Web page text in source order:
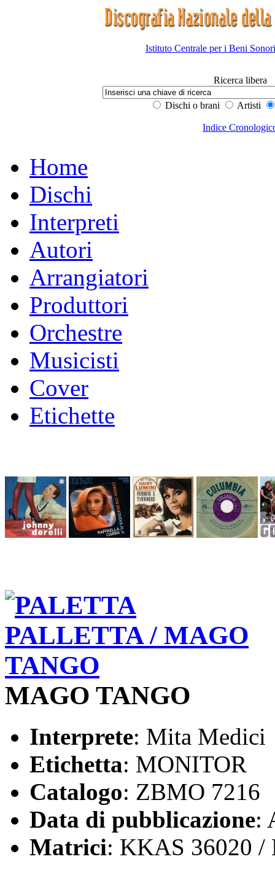
Istituto Centrale per i Beni
Ricerca libera
Dischi o brani Artisti
Indice
Home
Dischi
Interpreti
Autori
Arrangiatori
Produttori
Orchestre
Musicisti
Cover
Etichette
MAGO TANGO
Interprete: Mita Medici
Etichetta: MONITOR
Catalogo: ZBMO 7216
Data di pubblicazione:
Matrici: KKAS 36020 /